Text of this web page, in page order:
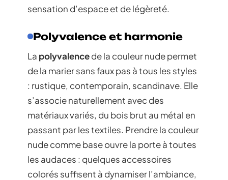
sensation d’espace et de légèreté.
Polyvalence et harmonie
La polyvalencede la couleur nude permet
de la marier sans faux pas à tous les styles
: rustique, contemporain, scandinave. Elle
s’associe naturellement avec des
matériaux variés, du bois brut au métal en
passant par les textiles. Prendre la couleur
nude comme base ouvre la porte à toutes
les audaces : quelques accessoires
colorés suffisent à dynamiser l’ambiance,